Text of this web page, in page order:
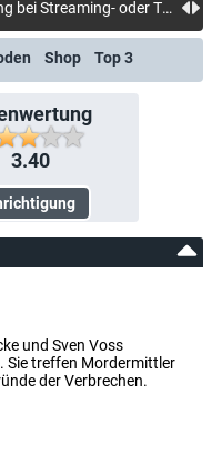
kostenlose E-Mail-Benachrichtigung bei Streaming- oder TV-Start
Shop Top 3
3.40
und Sven Voss
Sie treffen Mordermittler
der Verbrechen.